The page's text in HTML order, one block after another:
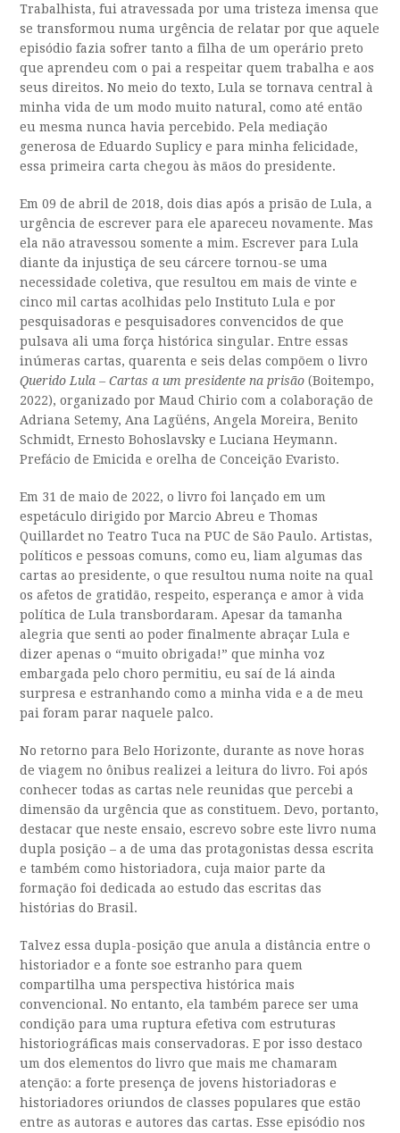
Trabalhista, fui atravessada por uma tristeza imensa que
se transformou numa urgência de relatar por que aquele
episódio fazia sofrer tanto a filha de um operário preto
que aprendeu com o pai a respeitar quem trabalha e aos
seus direitos. No meio do texto, Lula se tornava central à
minha vida de um modo muito natural, como até então
eu mesma nunca havia percebido. Pela mediação
generosa de Eduardo Suplicy e para minha felicidade,
essa primeira carta chegou às mãos do presidente.
Em 09 de abril de 2018, dois dias após a prisão de Lula, a
urgência de escrever para ele apareceu novamente. Mas
ela não atravessou somente a mim. Escrever para Lula
diante da injustiça de seu cárcere tornou-se uma
necessidade coletiva, que resultou em mais de vinte e
cinco mil cartas acolhidas pelo Instituto Lula e por
pesquisadoras e pesquisadores convencidos de que
pulsava ali uma força histórica singular. Entre essas
inúmeras cartas, quarenta e seis delas compõem o livro
Querido Lula – Cartas a um presidente na prisão (Boitempo,
2022), organizado por Maud Chirio com a colaboração de
Adriana Setemy, Ana Lagüéns, Angela Moreira, Benito
Schmidt, Ernesto Bohoslavsky e Luciana Heymann.
Prefácio de Emicida e orelha de Conceição Evaristo.
Em 31 de maio de 2022, o livro foi lançado em um
espetáculo dirigido por Marcio Abreu e Thomas
Quillardet no Teatro Tuca na PUC de São Paulo. Artistas,
políticos e pessoas comuns, como eu, liam algumas das
cartas ao presidente, o que resultou numa noite na qual
os afetos de gratidão, respeito, esperança e amor à vida
política de Lula transbordaram. Apesar da tamanha
alegria que senti ao poder finalmente abraçar Lula e
dizer apenas o “muito obrigada!” que minha voz
embargada pelo choro permitiu, eu saí de lá ainda
surpresa e estranhando como a minha vida e a de meu
pai foram parar naquele palco.
No retorno para Belo Horizonte, durante as nove horas
de viagem no ônibus realizei a leitura do livro. Foi após
conhecer todas as cartas nele reunidas que percebi a
dimensão da urgência que as constituem. Devo, portanto,
destacar que neste ensaio, escrevo sobre este livro numa
dupla posição – a de uma das protagonistas dessa escrita
e também como historiadora, cuja maior parte da
formação foi dedicada ao estudo das escritas das
histórias do Brasil.
Talvez essa dupla-posição que anula a distância entre o
historiador e a fonte soe estranho para quem
compartilha uma perspectiva histórica mais
convencional. No entanto, ela também parece ser uma
condição para uma ruptura efetiva com estruturas
historiográficas mais conservadoras. E por isso destaco
um dos elementos do livro que mais me chamaram
atenção: a forte presença de jovens historiadoras e
historiadores oriundos de classes populares que estão
entre as autoras e autores das cartas. Esse episódio nos